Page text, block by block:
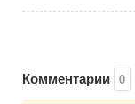
Комментарии 0